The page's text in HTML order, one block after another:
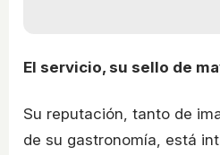
El servicio, su sello de
Su reputación, tanto de
de su gastronomía, está